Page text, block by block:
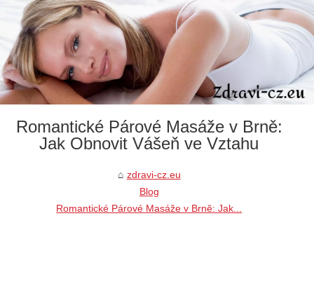
Romantické Párové Masáže v Brně:
Jak Obnovit Vášeň ve Vztahu
zdravi-cz.eu
Blog
Romantické Párové Masáže v Brně: Jak...